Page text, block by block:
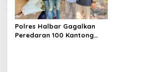
Polres Halbar Gagalkan
Peredaran 100 Kantong